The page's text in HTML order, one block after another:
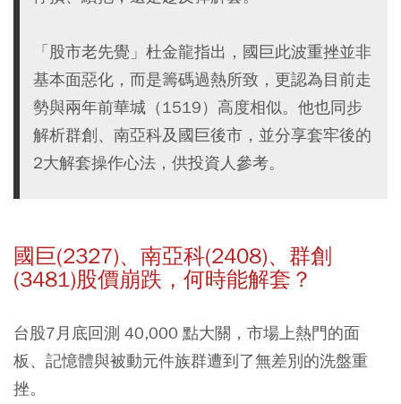
「股市老先覺」杜金龍指出，國巨此波重挫並非
基本面惡化，而是籌碼過熱所致，更認為目前走
勢與兩年前華城（1519）高度相似。他也同步
解析群創、南亞科及國巨後市，並分享套牢後的
2大解套操作心法，供投資人參考。
國巨(2327)、南亞科(2408)、群創
(3481)股價崩跌，何時能解套？
台股7月底回測 40,000 點大關，市場上熱門的面
板、記憶體與被動元件族群遭到了無差別的洗盤重
挫。